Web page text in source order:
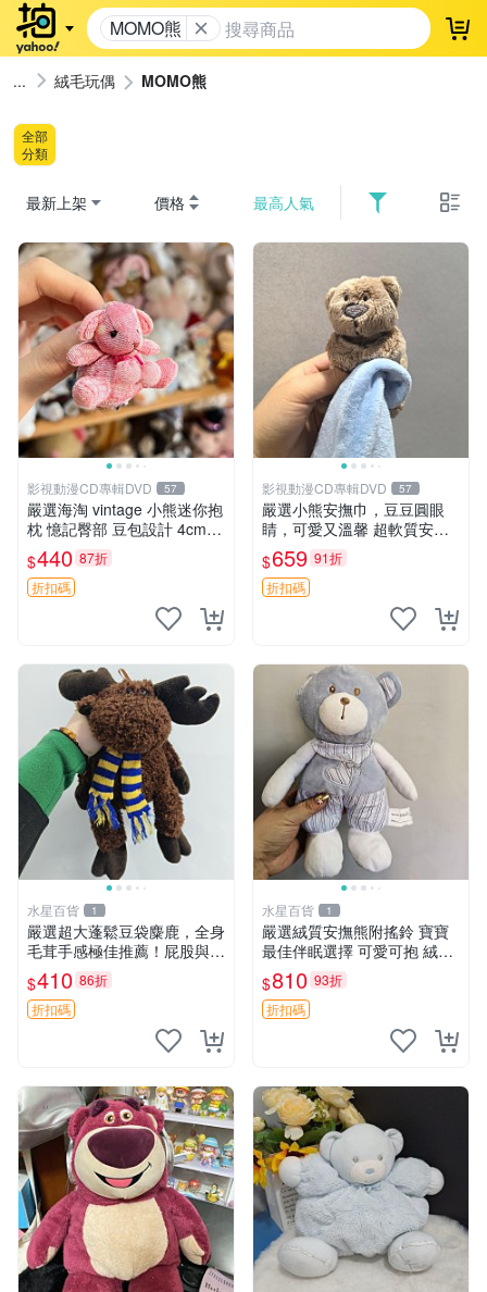
MOMO熊 登
絨毛玩偶 MOMO熊
全部
分類
最新上架 價格 最高人氣
影視動漫CD專輯DVD 57
嚴選海淘 vintage 小熊迷你抱
枕 憶記臀部 豆包設計 4cm
高 推薦收藏 迷你豆包小熊、
高臀部、豆袋抱枕
$440 87折
折扣碼
影視動漫CD專輯DVD 57
嚴選小熊安撫巾，豆豆圓眼
睛，可愛又溫馨 超軟質安撫
巾，豆豆設計，哄睡好幫手
約克豆豆眼安撫巾 數碼豆豆
眼
$659 91折
折扣碼
水星百貨 1
嚴選超大蓬鬆豆袋麋鹿，全身
毛茸手感極佳推薦！屁股與四
肢填充均勻，適合收藏與孩童
共賞。 麋鹿 豆袋 毛茸玩具
$410 86折
折扣碼
水星百貨 1
嚴選絨質安撫熊附搖鈴 寶寶
最佳伴眠選擇 可愛可抱 絨毛
玩具 安撫熊 嬰兒用
$810 93折
折扣碼